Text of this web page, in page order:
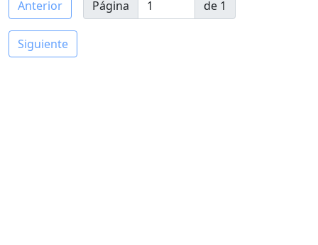
Anterior Página de 1
Siguiente